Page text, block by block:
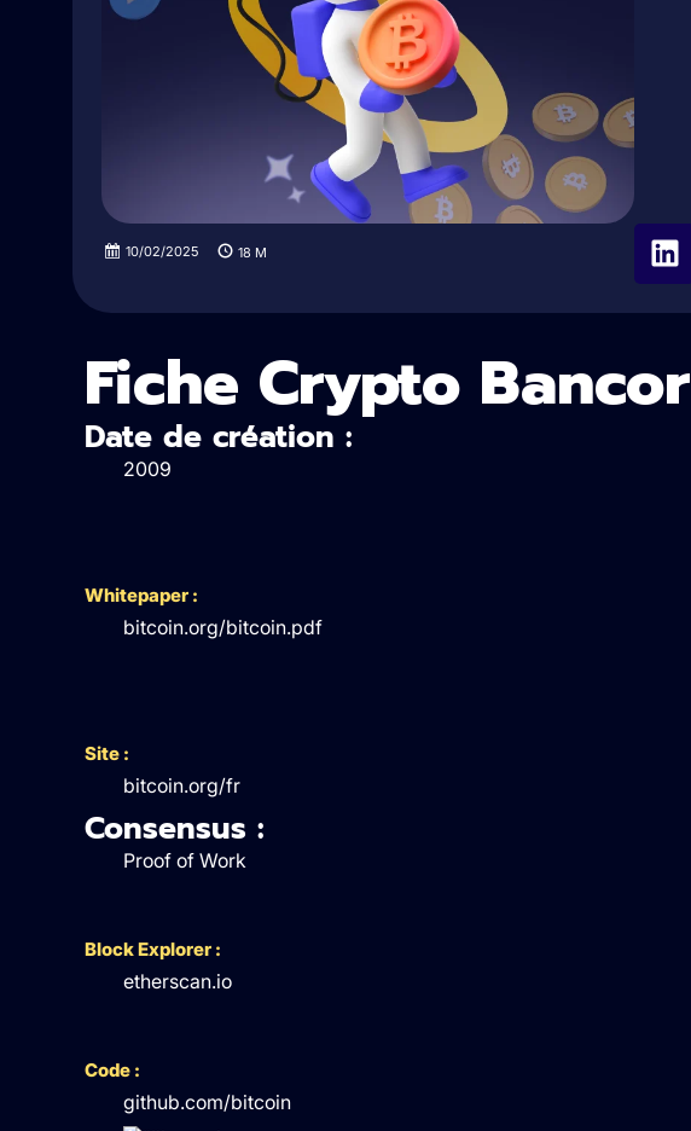
10/02/2025 18 M
Fiche Crypto Bancor
Date de création :
2009
Whitepaper :
bitcoin.org/bitcoin.pdf
Site :
bitcoin.org/fr
Consensus :
Proof of Work
Block Explorer :
etherscan.io
Code :
github.com/bitcoin